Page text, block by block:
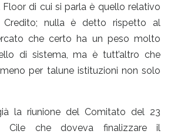
Floor di cui si parla è quello relativo
nulla è detto rispetto al
che certo ha un peso molto
di sistema, ma è tutt’altro che
per talune istituzioni non solo
la riunione del Comitato del 23
Cile che doveva finalizzare il